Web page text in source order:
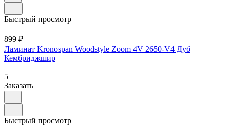
Быстрый просмотр
899 ₽
Ламинат Kronospan Woodstyle Zoom 4V 2650-V4 Дуб
Кембриджшир
5
Заказать
Быстрый просмотр